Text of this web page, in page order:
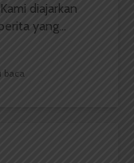
diajarkan
yang...
baca